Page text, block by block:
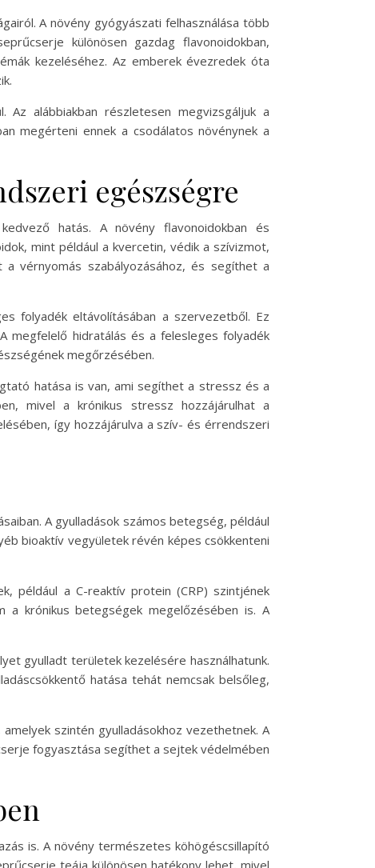
A növény gyógyászati felhasználása több
különösen gazdag flavonoidokban,
kezeléséhez. Az emberek évezredek óta
alábbiakban részletesen megvizsgáljuk a
megérteni ennek a csodálatos növénynek a
egészségre
hatás. A növény flavonoidokban és
mint például a kvercetin, védik a szívizmot,
vérnyomás szabályozásához, és segíthet a
folyadék eltávolításában a szervezetből. Ez
megfelelő hidratálás és a felesleges folyadék
megőrzésében.
hatása is van, ami segíthet a stressz és a
mivel a krónikus stressz hozzájárulhat a
így hozzájárulva a szív- és érrendszeri
A gyulladások számos betegség, például
bioaktív vegyületek révén képes csökkenteni
például a C-reaktív protein (CRP) szintjének
a krónikus betegségek megelőzésében is. A
gyulladt területek kezelésére használhatunk.
hatása tehát nemcsak belsőleg,
szintén gyulladásokhoz vezethetnek. A
fogyasztása segíthet a sejtek védelmében
is. A növény természetes köhögéscsillapító
teája különösen hatékony lehet, mivel